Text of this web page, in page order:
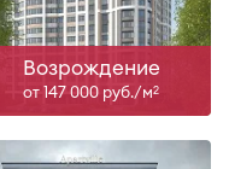
Возрождение
от 147 000 руб./м2